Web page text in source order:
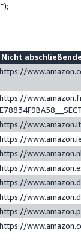
”);
Nicht
https://
https://
https://
https://
https://
https://
https://
https://
https://
https://